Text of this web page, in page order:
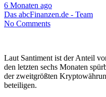
6 Monaten ago
Das abcFinanzen.de - Team
No Comments
Laut Santiment ist der Anteil
den letzten sechs Monaten
der zweitgrößten
beteiligen.